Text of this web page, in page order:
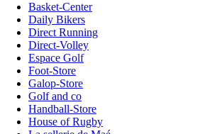
Basket-Center
Daily Bikers
Direct Running
Direct-Volley
Espace Golf
Foot-Store
Galop-Store
Golf and co
Handball-Store
House of Rugby